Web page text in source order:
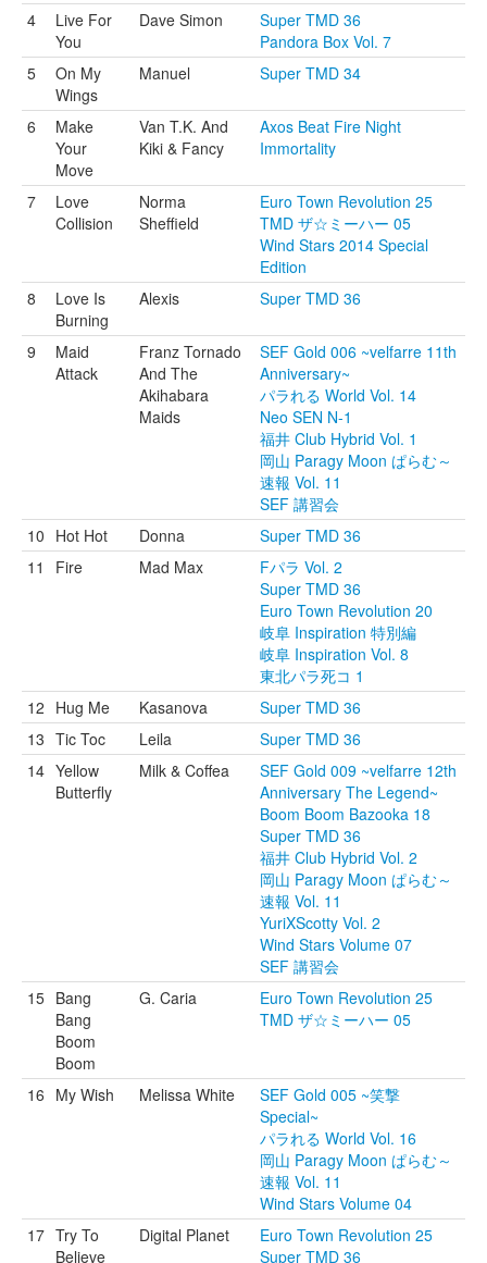
4
Live For
You
Dave Simon
Super TMD 36
Pandora Box Vol. 7
5
On My
Wings
Manuel Super TMD 34
6
Make
Your
Move
Van T.K. And
Kiki & Fancy
Axos Beat Fire Night
Immortality
7
Love
Collision
Norma
Sheffield
Euro Town Revolution 25
TMD ザ☆ミーハー 05
Wind Stars 2014 Special
Edition
8
Love Is
Burning
Alexis Super TMD 36
9
Maid
Attack
Franz Tornado
And The
Akihabara
Maids
SEF Gold 006 ~velfarre 11th
Anniversary~
パラれる World Vol. 14
Neo SEN N-1
福井 Club Hybrid Vol. 1
岡山 Paragy Moon ぱらむ～
速報 Vol. 11
SEF 講習会
10 Hot Hot Donna
Super TMD 36
11
Fire Mad Max
Fパラ Vol. 2
Super TMD 36
Euro Town Revolution 20
岐阜 Inspiration 特別編
岐阜 Inspiration Vol. 8
東北パラ死コ 1
12 Hug Me Kasanova
Super TMD 36
13 Tic Toc Leila
Super TMD 36
14 Yellow
Butterfly
Milk & Coffea
SEF Gold 009 ~velfarre 12th
Anniversary The Legend~
Boom Boom Bazooka 18
Super TMD 36
福井 Club Hybrid Vol. 2
岡山 Paragy Moon ぱらむ～
速報 Vol. 11
YuriXScotty Vol. 2
Wind Stars Volume 07
SEF 講習会
15 Bang
Bang
Boom
Boom
G. Caria
Euro Town Revolution 25
TMD ザ☆ミーハー 05
16 My Wish Melissa White
SEF Gold 005 ~笑撃
Special~
パラれる World Vol. 16
岡山 Paragy Moon ぱらむ～
速報 Vol. 11
Wind Stars Volume 04
17 Try To
Believe
Digital Planet
Euro Town Revolution 25
Super TMD 36